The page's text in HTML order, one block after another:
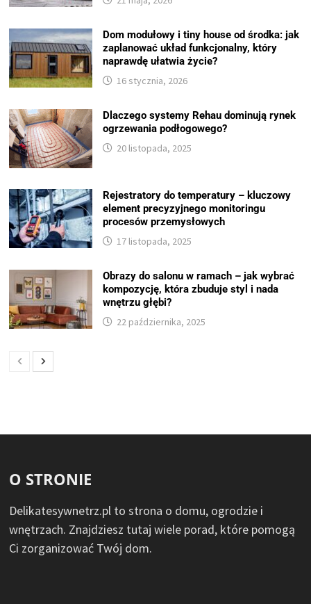
Dom modułowy i tiny house od środka: jak
zaplanować układ funkcjonalny, który
naprawdę ułatwia życie?
16 stycznia, 2026
Dlaczego systemy Rehau dominują rynek
ogrzewania podłogowego?
20 listopada, 2025
Rejestratory do temperatury – kluczowy
element precyzyjnego monitoringu
procesów przemysłowych
17 listopada, 2025
Obrazy do salonu w ramach – jak wybrać
kompozycję, która zbuduje styl i nada
wnętrzu głębi?
22 października, 2025
O STRONIE
Delikatesywnetrz.pl to strona o domu, ogrodzie i
wnętrzach. Znajdziesz tutaj wiele porad, które pomogą
Ci zorganizować Twój dom.